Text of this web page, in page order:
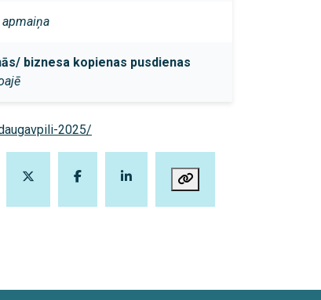
biznesa kopienas pusdienas
2025/